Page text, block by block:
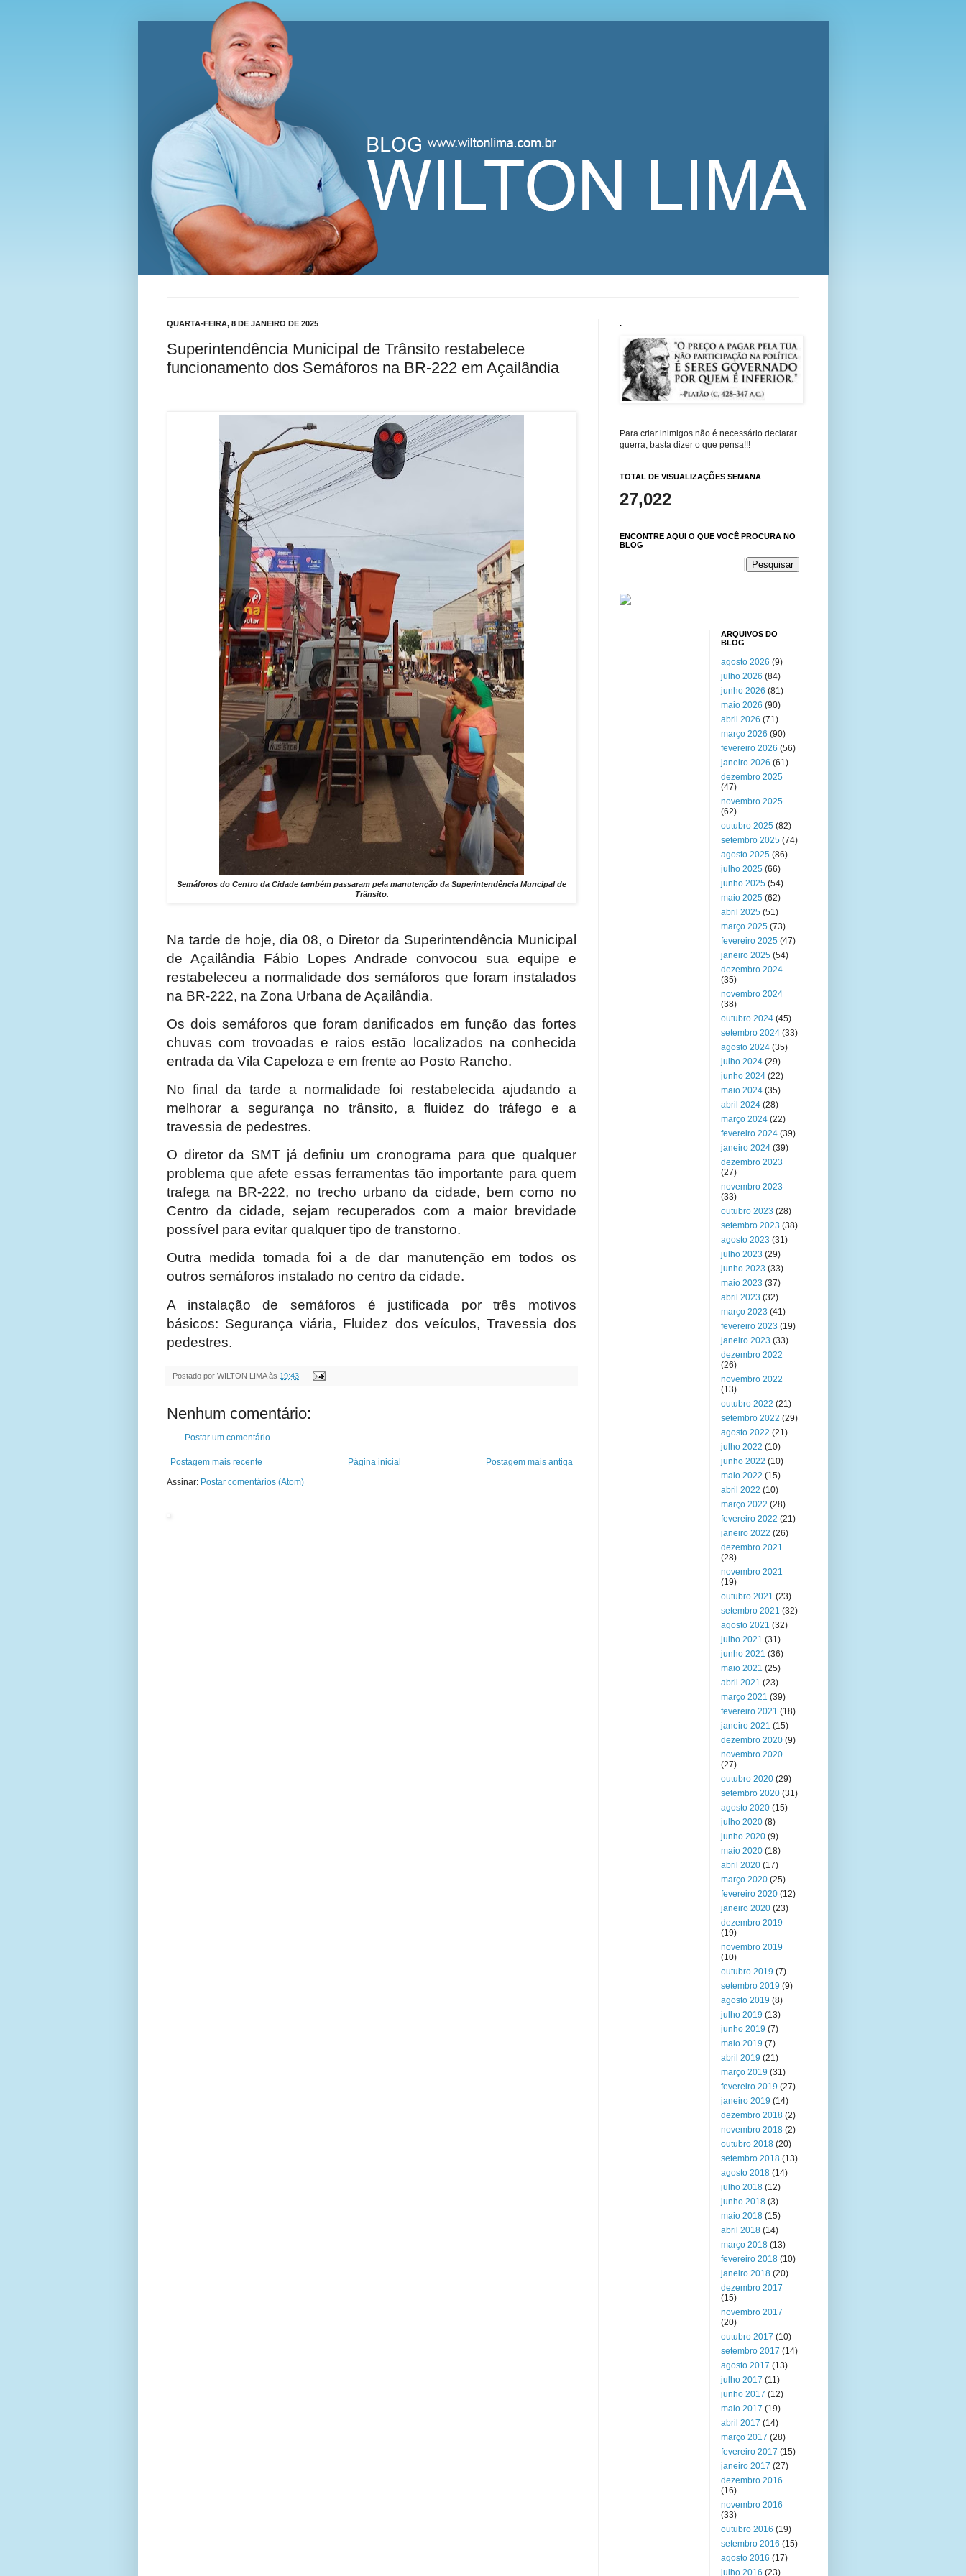
Blog Wilton Lima
QUARTA-FEIRA, 8 DE JANEIRO DE 2025
Superintendência Municipal de Trânsito restabelece
funcionamento dos Semáforos na BR-222 em Açailândia
Semáforos do Centro da Cidade também passaram pela manutenção da Superintendência Muncipal de
Trânsito.
Na tarde de hoje, dia 08, o Diretor da Superintendência Municipal
de Açailândia Fábio Lopes Andrade convocou sua equipe e
restabeleceu a normalidade dos semáforos que foram instalados
na BR-222, na Zona Urbana de Açailândia.
Os dois semáforos que foram danificados em função das fortes
chuvas com trovoadas e raios estão localizados na conhecida
entrada da Vila Capeloza e em frente ao Posto Rancho.
No final da tarde a normalidade foi restabelecida ajudando a
melhorar a segurança no trânsito, a fluidez do tráfego e a
travessia de pedestres.
O diretor da SMT já definiu um cronograma para que qualquer
problema que afete essas ferramentas tão importante para quem
trafega na BR-222, no trecho urbano da cidade, bem como no
Centro da cidade, sejam recuperados com a maior brevidade
possível para evitar qualquer tipo de transtorno.
Outra medida tomada foi a de dar manutenção em todos os
outros semáforos instalado no centro da cidade.
A instalação de semáforos é justificada por três motivos
básicos: Segurança viária, Fluidez dos veículos, Travessia dos
pedestres.
Postado por WILTON LIMA às 19:43
Nenhum comentário:
Postar um comentário
Postagem mais recente Postagem mais antiga
Página inicial
Assinar: Postar comentários (Atom)
.
Para criar inimigos não é necessário declarar
guerra, basta dizer o que pensa!!!
TOTAL DE VISUALIZAÇÕES SEMANA
27,022
ENCONTRE AQUI O QUE VOCÊ PROCURA NO
BLOG
ARQUIVOS DO
BLOG
agosto 2026 (9)
julho 2026 (84)
junho 2026 (81)
maio 2026 (90)
abril 2026 (71)
março 2026 (90)
fevereiro 2026 (56)
janeiro 2026 (61)
dezembro 2025
(47)
novembro 2025
(62)
outubro 2025 (82)
setembro 2025 (74)
agosto 2025 (86)
julho 2025 (66)
junho 2025 (54)
maio 2025 (62)
abril 2025 (51)
março 2025 (73)
fevereiro 2025 (47)
janeiro 2025 (54)
dezembro 2024
(35)
novembro 2024
(38)
outubro 2024 (45)
setembro 2024 (33)
agosto 2024 (35)
julho 2024 (29)
junho 2024 (22)
maio 2024 (35)
abril 2024 (28)
março 2024 (22)
fevereiro 2024 (39)
janeiro 2024 (39)
dezembro 2023
(27)
novembro 2023
(33)
outubro 2023 (28)
setembro 2023 (38)
agosto 2023 (31)
julho 2023 (29)
junho 2023 (33)
maio 2023 (37)
abril 2023 (32)
março 2023 (41)
fevereiro 2023 (19)
janeiro 2023 (33)
dezembro 2022
(26)
novembro 2022
(13)
outubro 2022 (21)
setembro 2022 (29)
agosto 2022 (21)
julho 2022 (10)
junho 2022 (10)
maio 2022 (15)
abril 2022 (10)
março 2022 (28)
fevereiro 2022 (21)
janeiro 2022 (26)
dezembro 2021
(28)
novembro 2021
(19)
outubro 2021 (23)
setembro 2021 (32)
agosto 2021 (32)
julho 2021 (31)
junho 2021 (36)
maio 2021 (25)
abril 2021 (23)
março 2021 (39)
fevereiro 2021 (18)
janeiro 2021 (15)
dezembro 2020 (9)
novembro 2020
(27)
outubro 2020 (29)
setembro 2020 (31)
agosto 2020 (15)
julho 2020 (8)
junho 2020 (9)
maio 2020 (18)
abril 2020 (17)
março 2020 (25)
fevereiro 2020 (12)
janeiro 2020 (23)
dezembro 2019
(19)
novembro 2019
(10)
outubro 2019 (7)
setembro 2019 (9)
agosto 2019 (8)
julho 2019 (13)
junho 2019 (7)
maio 2019 (7)
abril 2019 (21)
março 2019 (31)
fevereiro 2019 (27)
janeiro 2019 (14)
dezembro 2018 (2)
novembro 2018 (2)
outubro 2018 (20)
setembro 2018 (13)
agosto 2018 (14)
julho 2018 (12)
junho 2018 (3)
maio 2018 (15)
abril 2018 (14)
março 2018 (13)
fevereiro 2018 (10)
janeiro 2018 (20)
dezembro 2017
(15)
novembro 2017
(20)
outubro 2017 (10)
setembro 2017 (14)
agosto 2017 (13)
julho 2017 (11)
junho 2017 (12)
maio 2017 (19)
abril 2017 (14)
março 2017 (28)
fevereiro 2017 (15)
janeiro 2017 (27)
dezembro 2016
(16)
novembro 2016
(33)
outubro 2016 (19)
setembro 2016 (15)
agosto 2016 (17)
julho 2016 (23)